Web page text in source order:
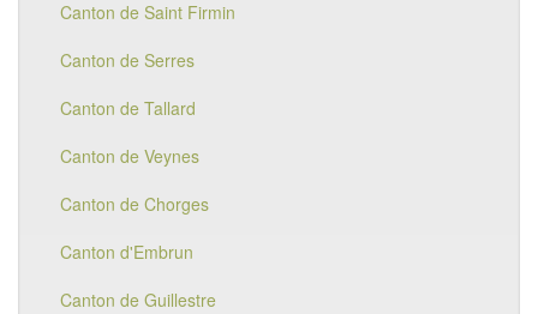
Canton de Saint Firmin
Canton de Serres
Canton de Tallard
Canton de Veynes
Canton de Chorges
Canton d'Embrun
Canton de Guillestre